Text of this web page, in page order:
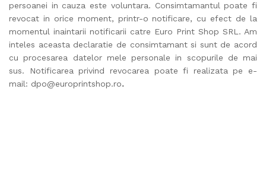
persoanei in cauza este voluntara. Consimtamantul poate fi
revocat in orice moment, printr-o notificare, cu efect de la
momentul inaintarii notificarii catre Euro Print Shop SRL. Am
inteles aceasta declaratie de consimtamant si sunt de acord
cu procesarea datelor mele personale in scopurile de mai
sus. Notificarea privind revocarea poate fi realizata pe e-
mail: dpo@europrintshop.ro.